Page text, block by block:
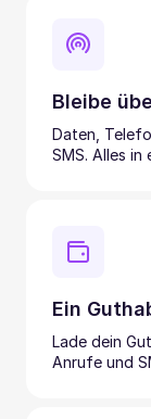
Bleibe
Daten,
SMS. Alles in
Ein
Lade dein
Anrufe und